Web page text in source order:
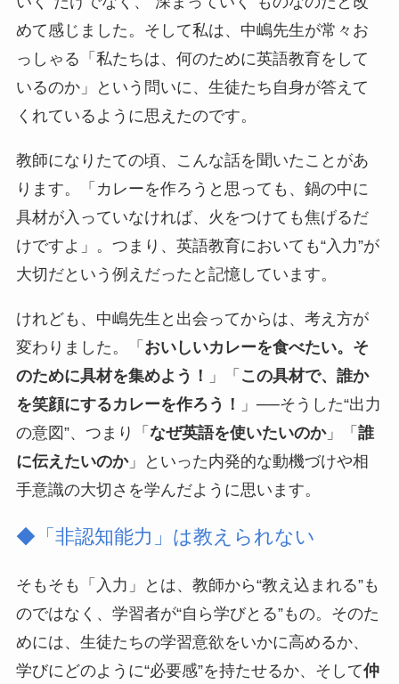
めて感じました。そして私は、中嶋先生が常々お
っしゃる「私たちは、何のために英語教育をして
いるのか」という問いに、生徒たち自身が答えて
くれているように思えたのです。
教師になりたての頃、こんな話を聞いたことがあ
ります。「カレーを作ろうと思っても、鍋の中に
具材が入っていなければ、火をつけても焦げるだ
けですよ」。つまり、英語教育においても“入力”が
大切だという例えだったと記憶しています。
けれども、中嶋先生と出会ってからは、考え方が
変わりました。「 おいしいカレーを食べたい。そ
のために具材を集めよう！
」「 この具材で、誰か
を笑顔にするカレーを作ろう！
」──そうした“出力
の意図”、つまり「 なぜ英語を使いたいのか」「 誰
に伝えたいのか」といった内発的な動機づけや相
手意識の大切さを学んだように思います。
◆「非認知能力」は教えられない
そもそも「入力」とは、教師から“教え込まれる”も
のではなく、学習者が“自ら学びとる”もの。そのた
めには、生徒たちの学習意欲をいかに高めるか、
学びにどのように“必要感”を持たせるか、そして仲